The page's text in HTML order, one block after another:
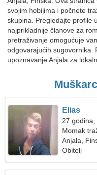
svojim hobijima i počnete
skupina. Pregledajte profile
najprikladnije članove za
pretraživanje omogućuje
odgovarajućih sugovornika.
upoznavanje Anjala za
Elias
27 godina,
Momak
Anjala,
Obitelj